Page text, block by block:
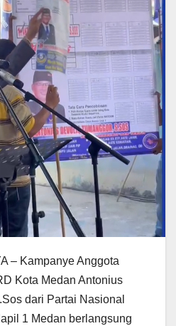
– Kampanye Anggota
Kota Medan Antonius
dari Partai Nasional
1 Medan berlangsung